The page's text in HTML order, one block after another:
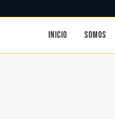
INICIO SOMOS